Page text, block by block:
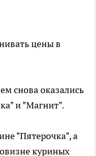
цены в
снова оказались
и "Магнит".
"Пятерочка", а
куриных